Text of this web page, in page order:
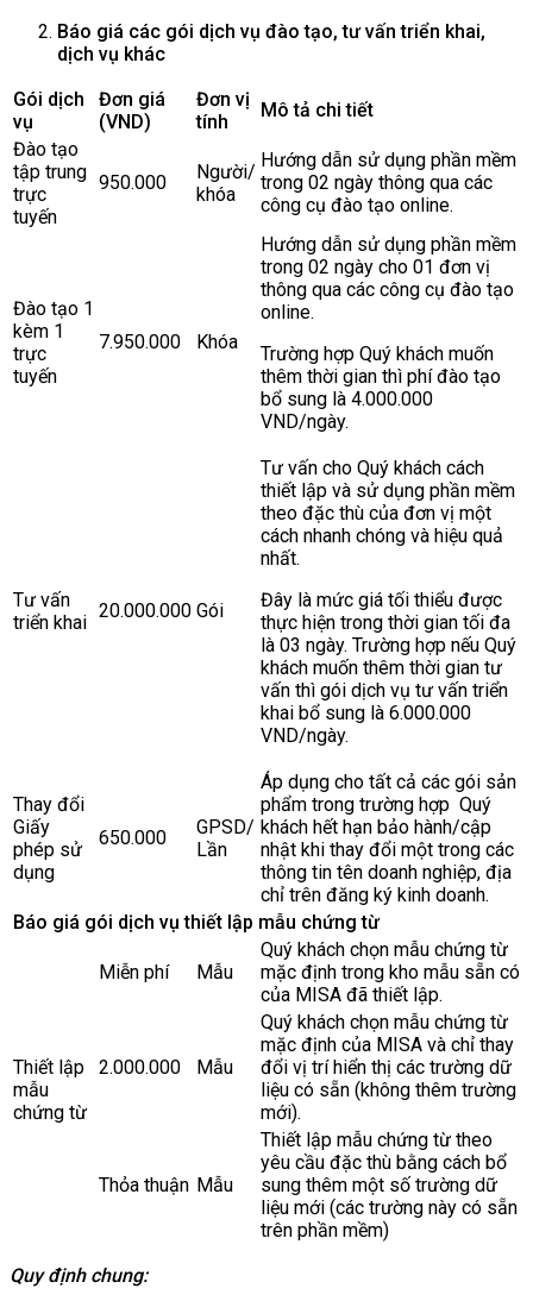
Báo giá các gói dịch vụ đào tạo, tư vấn triển khai,
dịch vụ khác
Gói dịch
vụ
Đơn giá
(VND)
Đơn vị
tính
Mô tả chi tiết
Đào tạo
tập trung
trực
tuyến
950.000
Người/
khóa
Hướng dẫn sử dụng phần mềm
trong 02 ngày thông qua các
công cụ đào tạo online.
Đào tạo 1
kèm 1
trực
tuyến
7.950.000 Khóa
Hướng dẫn sử dụng phần mềm
trong 02 ngày cho 01 đơn vị
thông qua các công cụ đào tạo
online.
Trường hợp Quý khách muốn
thêm thời gian thì phí đào tạo
bổ sung là 4.000.000
VND/ngày.
Tư vấn
triển khai
20.000.000 Gói
Tư vấn cho Quý khách cách
thiết lập và sử dụng phần mềm
theo đặc thù của đơn vị một
cách nhanh chóng và hiệu quả
nhất.
Đây là mức giá tối thiểu được
thực hiện trong thời gian tối đa
là 03 ngày. Trường hợp nếu Quý
khách muốn thêm thời gian tư
vấn thì gói dịch vụ tư vấn triển
khai bổ sung là 6.000.000
VND/ngày.
Thay đổi
Giấy
phép sử
dụng
650.000
GPSD/
Lần
Áp dụng cho tất cả các gói sản
phẩm trong trường hợp Quý
khách hết hạn bảo hành/cập
nhật khi thay đổi một trong các
thông tin tên doanh nghiệp, địa
chỉ trên đăng ký kinh doanh.
Báo giá gói dịch vụ thiết lập mẫu chứng từ
Thiết lập
mẫu
chứng từ
Miễn phí Mẫu
Quý khách chọn mẫu chứng từ
mặc định trong kho mẫu sẵn có
của MISA đã thiết lập.
2.000.000 Mẫu
Quý khách chọn mẫu chứng từ
mặc định của MISA và chỉ thay
đổi vị trí hiển thị các trường dữ
liệu có sẵn (không thêm trường
mới).
Thỏa thuận Mẫu
Thiết lập mẫu chứng từ theo
yêu cầu đặc thù bằng cách bổ
sung thêm một số trường dữ
liệu mới (các trường này có sẵn
trên phần mềm)
Quy định chung: